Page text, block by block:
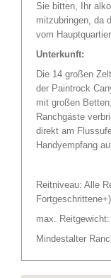
Sie bitten, Ihr
mitzubringen, da
vom
Unterkunft:
Die 14 großen
der Paintrock
mit großen
Ranchgäste
direkt am
Handyempfang
Reitniveau: Alle
Fortgeschrittene+)
max.
Mindestalter